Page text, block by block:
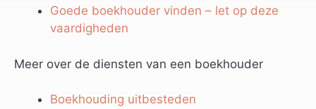
Goede boekhouder vinden – let op deze
vaardigheden
Meer over de diensten van een boekhouder
Boekhouding uitbesteden